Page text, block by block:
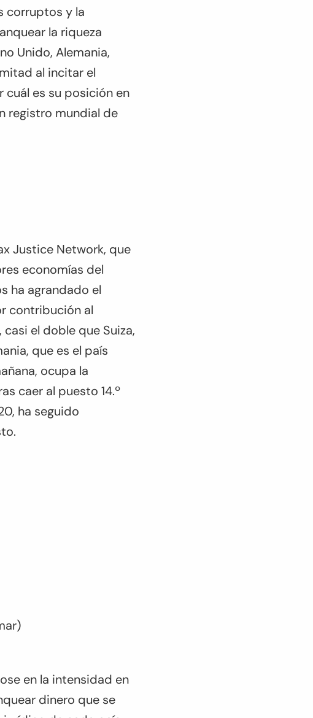
corruptos y la
la riqueza
Unido, Alemania,
al incitar el
cuál es su posición en
registro mundial de
Justice Network, que
economías del
ha agrandado el
contribución al
el doble que Suiza,
que es el país
ocupa la
caer al puesto 14.º
ha seguido
en la intensidad en
dinero que se